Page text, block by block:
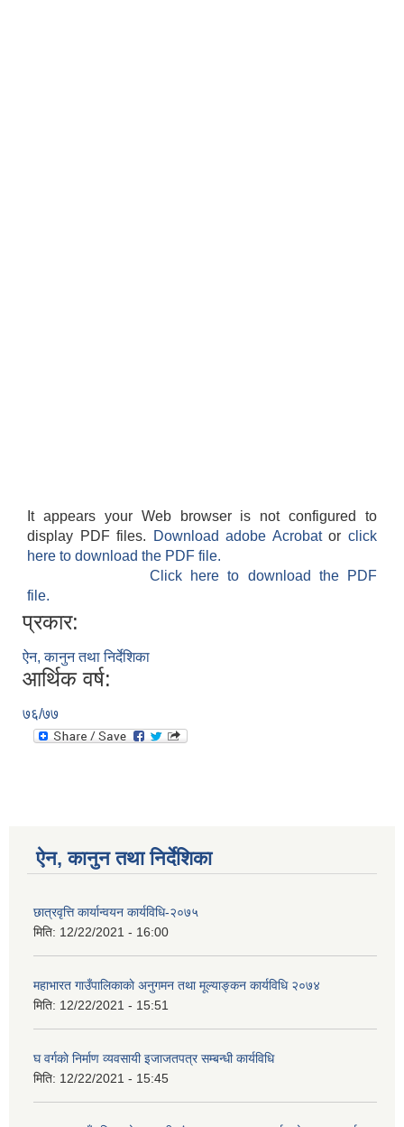
It appears your Web browser is not configured to
display PDF files.
Download adobe Acrobatorclick
here to download the PDF file.
Click here to download the PDF
file.
प्रकार:
ऐन, कानुन तथा निर्देशिका
आर्थिक वर्ष:
७६/७७
ऐन, कानुन तथा निर्देशिका
छात्रवृत्ति कार्यान्वयन कार्यविधि-२०७५
मिति: 12/22/2021 - 16:00
महाभारत गाउँपालिकाकाे अनुगमन तथा मूल्याङ्कन कार्यविधि ‍‍२०७४
मिति: 12/22/2021 - 15:51
घ वर्गकाे निर्माण व्यवसायी इजाजतपत्र सम्बन्धी कार्यविधि
मिति: 12/22/2021 - 15:45